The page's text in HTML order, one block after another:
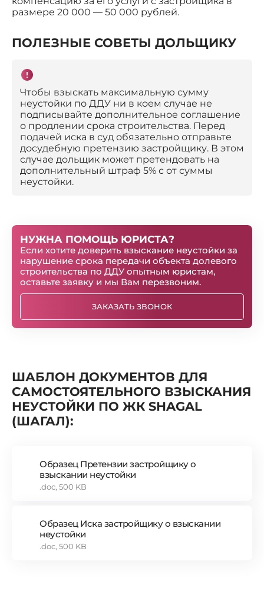
размере 20 000 — 50 000 рублей.
ПОЛЕЗНЫЕ СОВЕТЫ ДОЛЬЩИКУ
Чтобы взыскать максимальную сумму
неустойки по ДДУ ни в коем случае не
подписывайте дополнительное соглашение
о продлении срока строительства. Перед
подачей иска в суд обязательно отправьте
досудебную претензию застройщику. В этом
случае дольщик может претендовать на
дополнительный штраф 5% с от суммы
неустойки.
НУЖНА ПОМОЩЬ ЮРИСТА?
Если хотите доверить взыскание неустойки за
нарушение срока передачи объекта долевого
строительства по ДДУ опытным юристам,
оставьте заявку и мы Вам перезвоним.
ЗАКАЗАТЬ ЗВОНОК
ШАБЛОН ДОКУМЕНТОВ ДЛЯ
САМОСТОЯТЕЛЬНОГО ВЗЫСКАНИЯ
НЕУСТОЙКИ ПО ЖК SHAGAL
(ШАГАЛ):
Образец Претензии застройщику о
взыскании неустойки
.doc, 500 KB
Образец Иска застройщику о взыскании
неустойки
.doc, 500 KB